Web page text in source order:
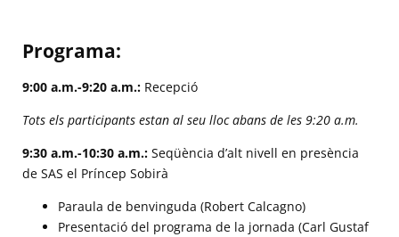
Programa:
9:00 a.m.-9:20 a.m.: Recepció
Tots els participants estan al seu lloc abans de les 9:20 a.m.
9:30 a.m.-10:30 a.m.: Seqüència d’alt nivell en presència
de SAS el Príncep Sobirà
Paraula de benvinguda (Robert Calcagno)
Presentació del programa de la jornada (Carl Gustaf